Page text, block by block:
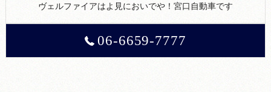
ヴェルファイアはよ見においでや！宮口自動車です
06-6659-7777